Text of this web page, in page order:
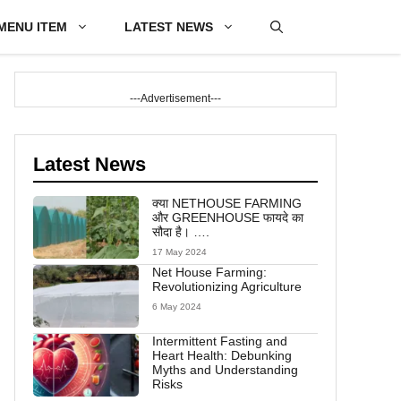
ITEM LATEST NEWS
---Advertisement---
Latest News
क्या NETHOUSE FARMING
और GREENHOUSE फायदे का
सौदा है। ….
17 May 2024
Net House Farming:
Revolutionizing Agriculture
6 May 2024
Intermittent Fasting and
Heart Health: Debunking
Myths and Understanding
Risks